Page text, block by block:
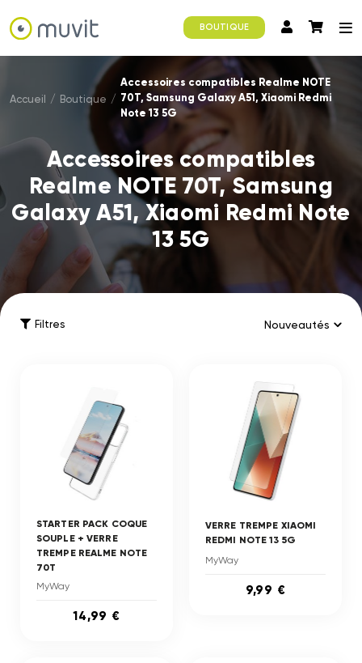
BOUTIQUE
Accueil / Boutique /
Accessoires compatibles Realme NOTE
70T, Samsung Galaxy A51, Xiaomi Redmi
Note 13 5G
Accessoires compatibles
Realme NOTE 70T, Samsung
Galaxy A51, Xiaomi Redmi Note
13 5G
Filtres
STARTER PACK COQUE
SOUPLE + VERRE
TREMPE REALME NOTE
70T
MyWay
14,99 €
VERRE TREMPE XIAOMI
REDMI NOTE 13 5G
MyWay
9,99 €